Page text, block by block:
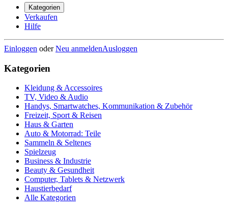
Kategorien
Verkaufen
Hilfe
Einloggen oderNeu anmeldenAusloggen
Kategorien
Kleidung & Accessoires
TV, Video & Audio
Handys, Smartwatches, Kommunikation & Zubehör
Freizeit, Sport & Reisen
Haus & Garten
Auto & Motorrad: Teile
Sammeln & Seltenes
Spielzeug
Business & Industrie
Beauty & Gesundheit
Computer, Tablets & Netzwerk
Haustierbedarf
Alle Kategorien